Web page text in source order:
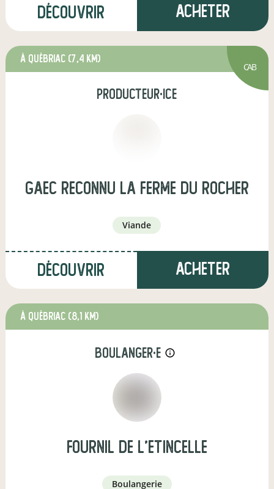
Découvrir Acheter
à Québriac (7,4 km)
CAB
producteur·ice
GAEC reconnu la ferme du rocher
viande
Découvrir Acheter
à Québriac (8,1 km)
boulanger·e info_outline
Fournil de l'Etincelle
boulangerie